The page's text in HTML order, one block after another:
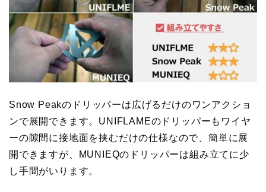
Snow Peakのドリッパーは広げるだけのワンアクショ
ンで展開できます。UNIFLAMEのドリッパーもワイヤ
ーの隙間に接地面を挟むだけの仕様なので、簡単に展
開できますが、MUNIEQのドリッパーは組み立てに少
し手間がいります。